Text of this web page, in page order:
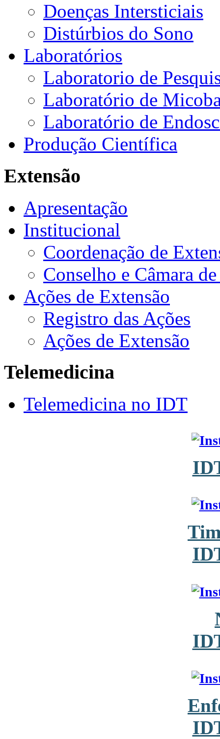
Doenças Intersticiais
Distúrbios do Sono
Laboratórios
Laboratorio de
Laboratório de
Laboratório de
Produção Científica
Extensão
Apresentação
Institucional
Coordenação de
Conselho e Câmara
Ações de Extensão
Registro das Ações
Ações de Extensão
Telemedicina
Telemedicina no IDT